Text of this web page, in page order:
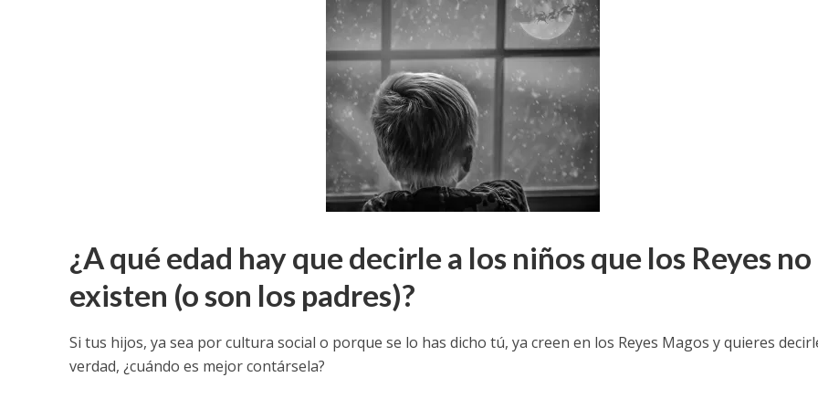
¿A qué edad hay que decirle a los niños que los Reyes no
existen (o son los padres)?
Si tus hijos, ya sea por cultura social o porque se lo has dicho tú, ya creen en los Reyes Magos y quieres
verdad, ¿cuándo es mejor contársela?